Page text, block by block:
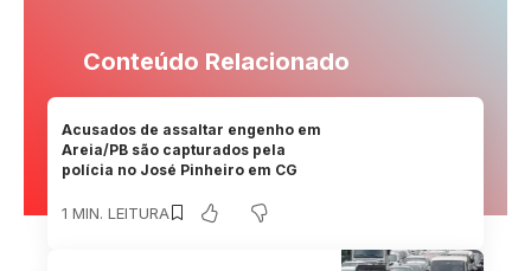
Conteúdo Relacionado
Acusados de assaltar engenho em
Areia/PB são capturados pela
polícia no José Pinheiro em CG
1 MIN. LEITURA